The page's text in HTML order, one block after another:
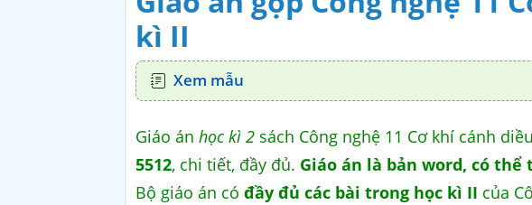
kì II
Xem mẫu
Giáo án học kì 2sách Công nghệ 11 Cơ khí cánh
5512, chi tiết, đầy đủ. Giáo án là bản word, có
Bộ giáo án có đầy đủ các bài trong học kì II của